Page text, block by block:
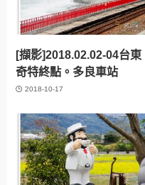
[擷影]2018.02.02-04台東
奇特終點。多良車站
2018-10-17